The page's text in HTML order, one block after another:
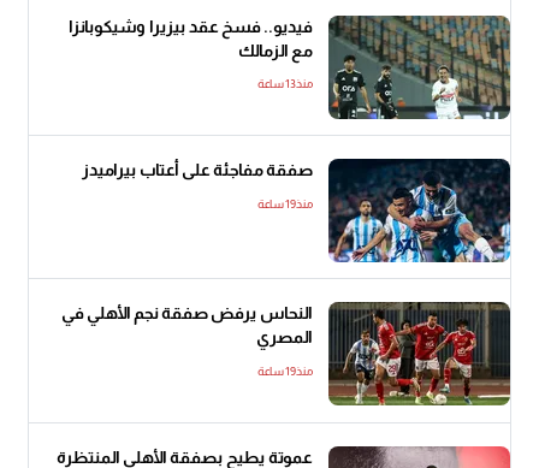
فيديو.. فسخ عقد بيزيرا وشيكوبانزا
مع الزمالك
منذ13 ساعة
صفقة مفاجئة على أعتاب بيراميدز
منذ19 ساعة
النحاس يرفض صفقة نجم الأهلي في
المصري
منذ19 ساعة
عموتة يطيح بصفقة الأهلي المنتظرة